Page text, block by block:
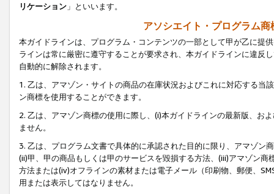
リケーション 」といいます。
アソシエイト・プログラム
本ガイドラインは、プログラム・コンテンツの一部として甲が乙に提
ラインは常に厳密に遵守することが要求され、本ガイドラインに違反
自動的に解除されます。
1. 乙は、アマゾン・サイトの商品の在庫状況およびこれに対応する
ン商標を使用することができます。
2. 乙は、アマゾン商標の使用に際し、(i)本ガイドラインの最新版、お
ません。
3. 乙は、プログラム文書で具体的に承認された目的に限り、アマゾン
(ii)甲、甲の商品もしくは甲のサービスを毀損する方法、(iii)アマゾン
方法または(iv)オフラインの素材または電子メール（印刷物、郵便、
用または表示してはなりません。